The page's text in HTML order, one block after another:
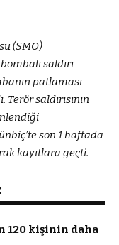
(SMO)
saldırı
patlaması
saldırısının
son 1 haftada
kayıtlara geçti.
120 kişinin daha